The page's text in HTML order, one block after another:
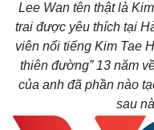
Lee Wan tên thật là
trai được yêu thích tại
viên nổi tiếng Kim Tae
thiên đường” 13 năm
của anh đã phần nào
sau